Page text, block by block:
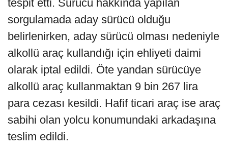
tespit etti. Sürücü hakkında yapılan
sorgulamada aday sürücü olduğu
belirlenirken, aday sürücü olması nedeniyle
alkollü araç kullandığı için ehliyeti daimi
olarak iptal edildi. Öte yandan sürücüye
alkollü araç kullanmaktan 9 bin 267 lira
para cezası kesildi. Hafif ticari araç ise araç
sabihi olan yolcu konumundaki arkadaşına
teslim edildi.